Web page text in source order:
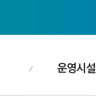
운영시설